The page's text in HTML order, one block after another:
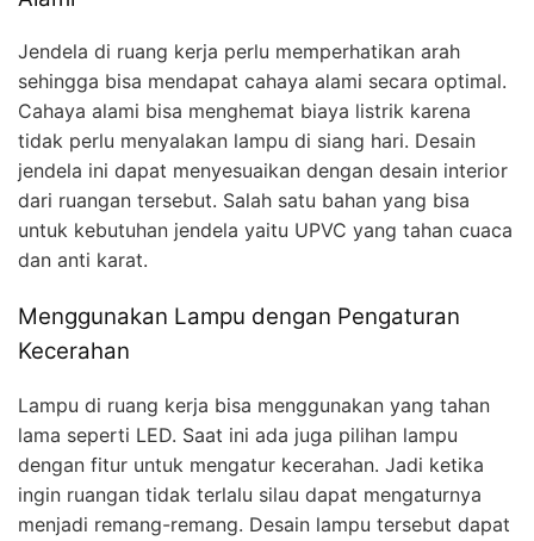
Jendela di ruang kerja perlu memperhatikan arah
sehingga bisa mendapat cahaya alami secara optimal.
Cahaya alami bisa menghemat biaya listrik karena
tidak perlu menyalakan lampu di siang hari. Desain
jendela ini dapat menyesuaikan dengan desain interior
dari ruangan tersebut. Salah satu bahan yang bisa
untuk kebutuhan jendela yaitu UPVC yang tahan cuaca
dan anti karat.
Menggunakan Lampu dengan Pengaturan
Kecerahan
Lampu di ruang kerja bisa menggunakan yang tahan
lama seperti LED. Saat ini ada juga pilihan lampu
dengan fitur untuk mengatur kecerahan. Jadi ketika
ingin ruangan tidak terlalu silau dapat mengaturnya
menjadi remang-remang. Desain lampu tersebut dapat